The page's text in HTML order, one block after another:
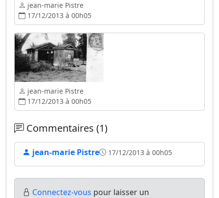
jean-marie Pistre
17/12/2013 à 00h05
jean-marie Pistre
17/12/2013 à 00h05
Commentaires (1)
jean-marie Pistre 17/12/2013 à 00h05
Connectez-vous pour laisser un